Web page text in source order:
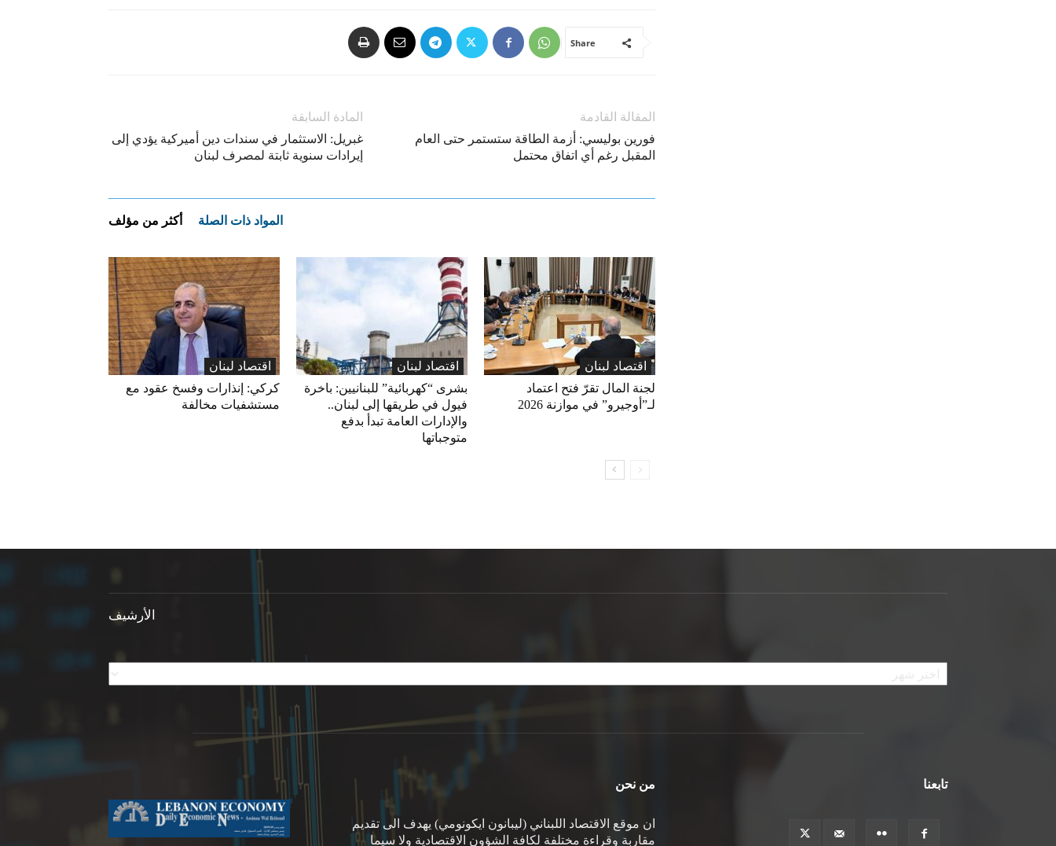
Share
المادة السابقة
غبريل: الاستثمار في سندات دين أميركية يؤدي إلى
إيرادات سنوية ثابتة لمصرف لبنان
المقالة القادمة
فورين بوليسي: أزمة الطاقة ستستمر حتى العام
المقبل رغم أي اتفاق محتمل
المواد ذات الصلة أكثر من مؤلف
اقتصاد لبنان
كركي: إنذارات وفسخ عقود مع
مستشفيات مخالفة
اقتصاد لبنان
بشرى “كهربائية” للبنانيين: باخرة
فيول في طريقها إلى لبنان..
والإدارات العامة تبدأ بدفع
متوجباتها
اقتصاد لبنان
لجنة المال تقرّ فتح اعتماد
لـ”أوجيرو” في موازنة 2026
الأرشيف
الأرشيف
من نحن
ان موقع الاقتصاد اللبناني (ليبانون ايكونومي) يهدف الى تقديم
مقاربة وقراءة مختلفة لكافة الشؤون الاقتصادية ولا سيما
تابعنا